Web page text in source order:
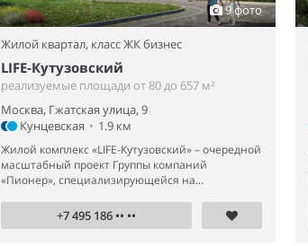
9 фото
Жилой квартал, класс ЖК бизнес
LIFE-Кутузовский
реализуемые площади от 80 до 657 м²
Москва, Гжатская улица, 9
Кунцевская • 1.9 км
Жилой комплекс «LIFE-Кутузовский» – очередной
масштабный проект Группы компаний
«Пионер», специализирующейся на...
+7 495 186 •• ••